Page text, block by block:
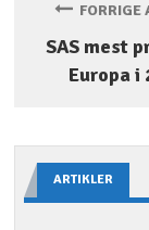
FORRIGE
SAS mest
Europa i
ARTIKLER